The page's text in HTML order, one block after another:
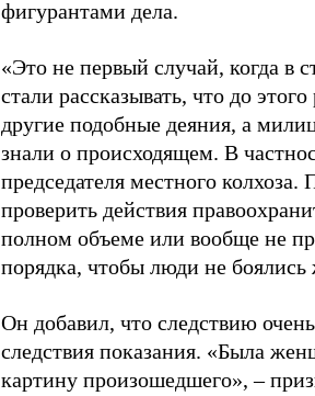
фигурантами дела.
«Это не первый случай, когда в
стали рассказывать, что до
другие подобные деяния, а
знали о происходящем. В
председателя местного
проверить действия
полном объеме или вообще не
порядка, чтобы люди не
Он добавил, что следствию
следствия показания. «Была
картину произошедшего»,–